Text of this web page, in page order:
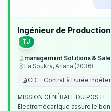
Ingénieur de
TJ
management Solutions &
La Soukra, Ariana (2036)
CDI - Contrat à Durée
MISSION GÉNÉRALE DU
Électromécanique assure le